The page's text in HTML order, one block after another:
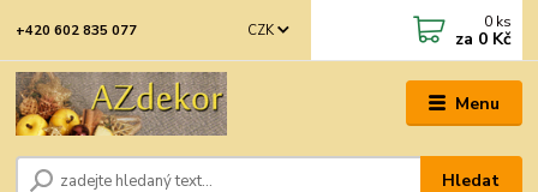
Menu
CZK
Hledat
+420 602 835 077 0 ks
za 0 Kč